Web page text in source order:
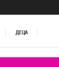
ДЕЦА